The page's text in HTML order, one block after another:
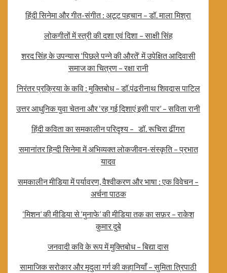
हिंदी सिनेमा और गीत-संगीत : अटूट पहचान – डॉ. माला मिश्रा
लोकगीतों में स्त्री की दशा एवं दिशा – साक्षी सिंह
शरद सिंह के उपन्यास ‘पिछले पन्ने की औरतें‘ में उपेक्षित आदिवासी
समाज का चित्रण – रक्षा रानी
निरंतर प्रक्रिया के कवि : मुक्तिबोध – डॉ.पंढरीनाथ शिवदास पाटिल
उत्तर आधुनिक युवा चेतना और ‘रह गई दिशाएं इसी पार’ – सविता रानी
हिंदी कविता का समकालीन परिदृश्य – डॉ. रूचिरा ढींगरा
समानांतर हिन्दी सिनेमा में अभिव्यक्त लोकजीवन-संस्कृति – प्रभात
यादव
समकालीन मीडिया में पर्यावरण, वैश्वीकरण और भाषा : एक विवेचन –
अर्चना पाठक
‘मिशन’ की मीडिया से ‘मुनाफे’ की मीडिया तक का सफ़र – राकेश
कुमार दुबे
जनवादी कवि के रूप में मुक्तिबोध – बिद्या दास
सामाजिक सरोकार और मृदुला गर्ग की कहानियाँ – सुमिता त्रिपाठी